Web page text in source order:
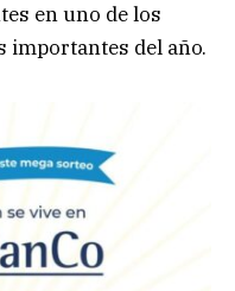
en uno de los
importantes del año.